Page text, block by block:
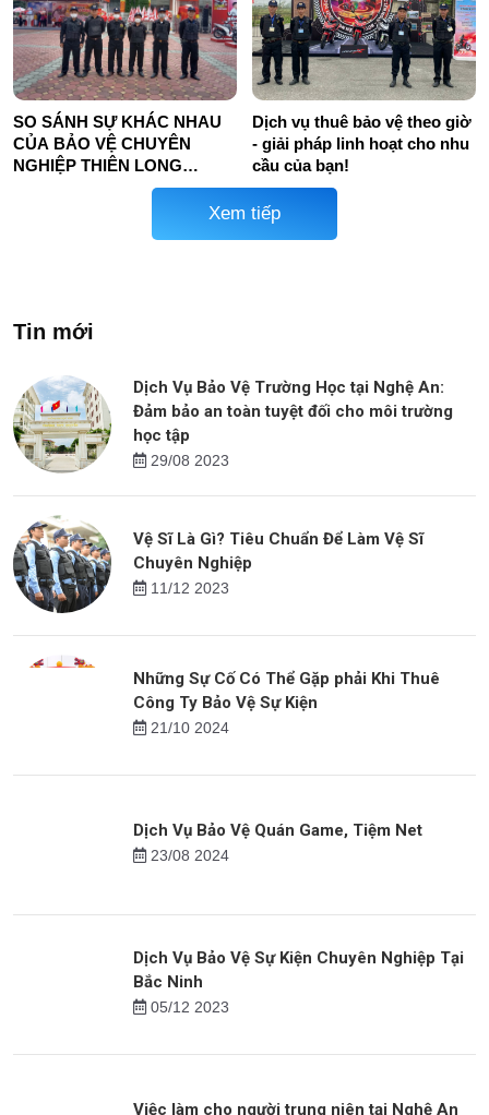
SO SÁNH SỰ KHÁC NHAU
CỦA BẢO VỆ CHUYÊN
NGHIỆP THIÊN LONG
HOÀNG VÀ BẢO VỆ NỘI BỘ
Dịch vụ thuê bảo vệ theo giờ
- giải pháp linh hoạt cho nhu
cầu của bạn!
Xem tiếp
Tin mới
Dịch Vụ Bảo Vệ Trường Học tại Nghệ An:
Đảm bảo an toàn tuyệt đối cho môi trường
học tập
29/08 2023
Vệ Sĩ Là Gì? Tiêu Chuẩn Để Làm Vệ Sĩ
Chuyên Nghiệp
11/12 2023
Những Sự Cố Có Thể Gặp phải Khi Thuê
Công Ty Bảo Vệ Sự Kiện
21/10 2024
Dịch Vụ Bảo Vệ Quán Game, Tiệm Net
23/08 2024
Dịch Vụ Bảo Vệ Sự Kiện Chuyên Nghiệp Tại
Bắc Ninh
05/12 2023
Việc làm cho người trung niên tại Nghệ An